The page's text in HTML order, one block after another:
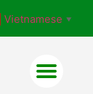
Vietnamese ▼